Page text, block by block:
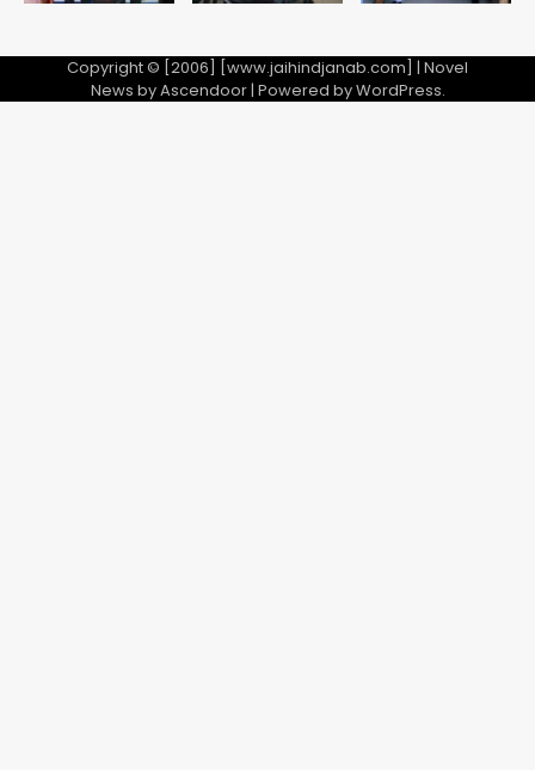
Copyright © [2006] [www.jaihindjanab.com] | Novel
News byAscendoor| Powered byWordPress.